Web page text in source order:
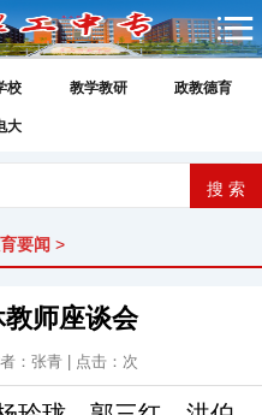
校 教学教研 政教德育
大
要闻 >
师座谈会
：张青 | 点击： 次